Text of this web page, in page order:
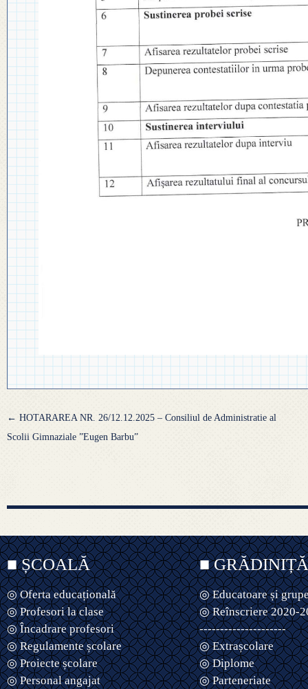
Navigare
articole
← HOTARAREA NR. 26/12.12.2025 – Consiliul de Administratie al
Scolii Gimnaziale ”Eugen Barbu”
■ ȘCOALĂ
◎ Oferta educațională
◎ Profesori la clase
◎ Încadrare profesori
◎ Regulamente școlare
◎ Proiecte școlare
◎ Personal angajat
■ GRĂDINIȚĂ
◎ Educatoare și
◎ Reînscriere 2020-
---------------------
◎ Extrașcolare
◎ Diplome
◎ Parteneriate